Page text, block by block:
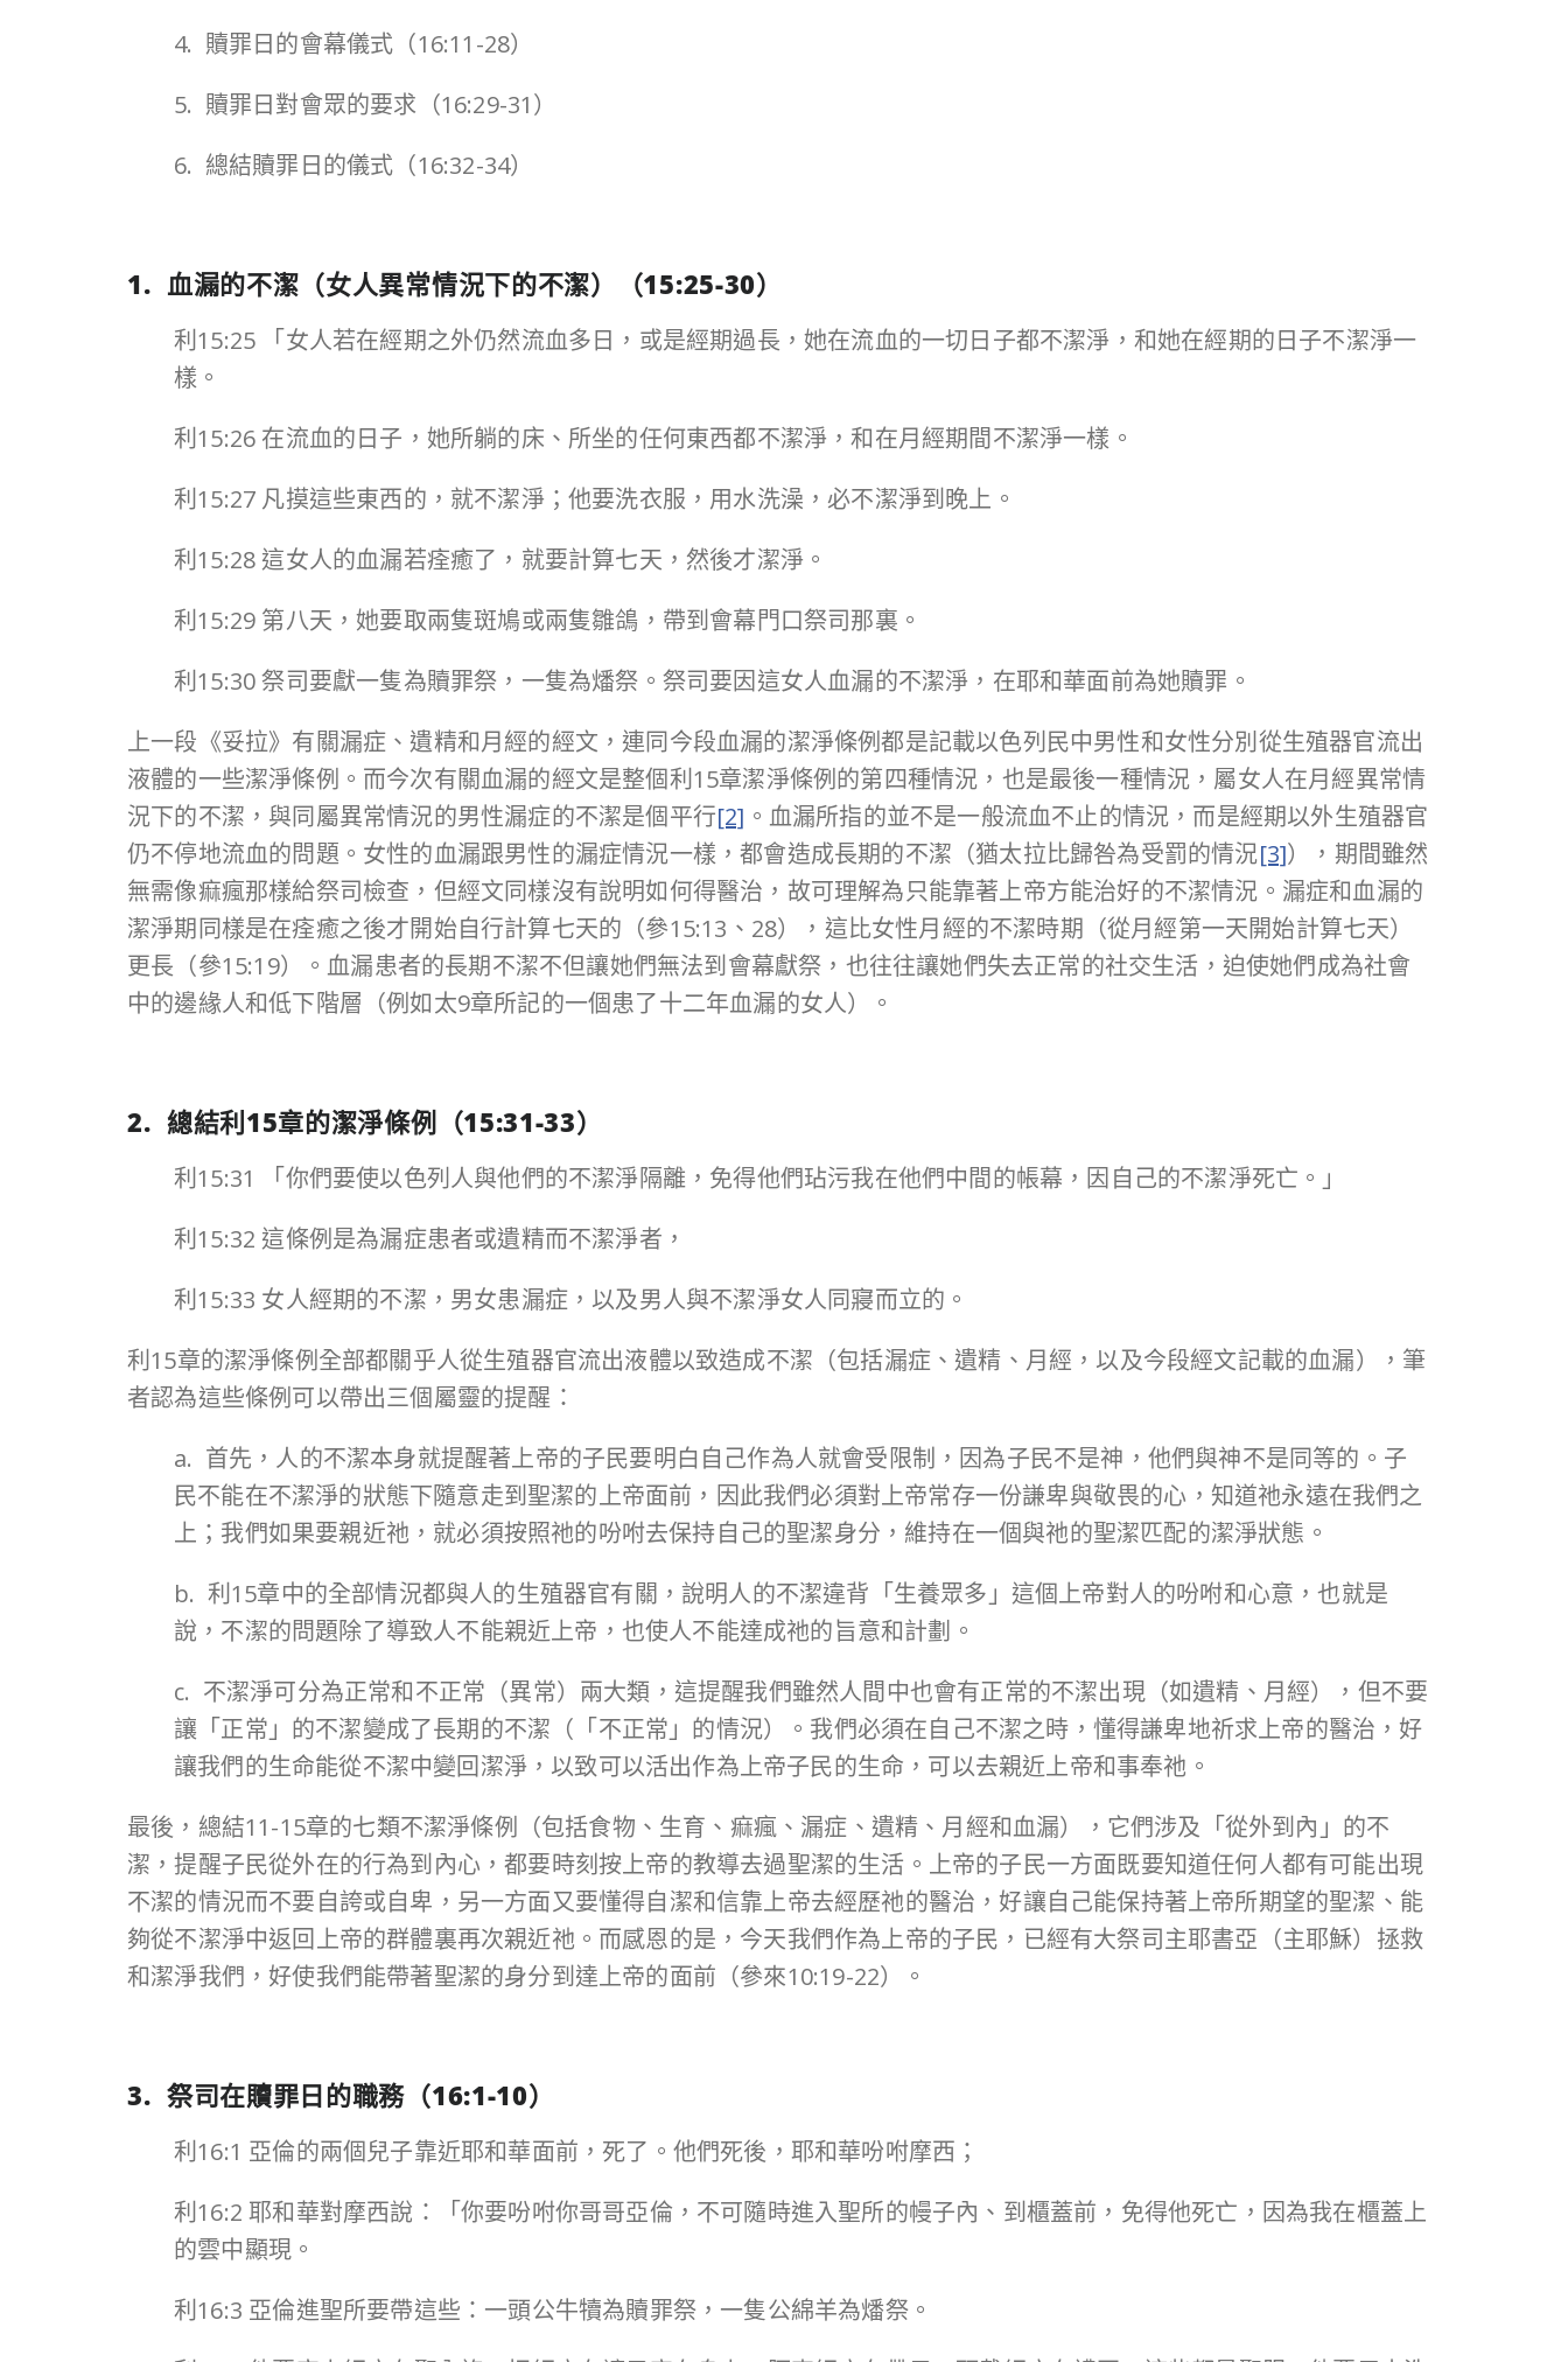
4. 贖罪日的會幕儀式（16:11-28）
5. 贖罪日對會眾的要求（16:29-31）
6. 總結贖罪日的儀式（16:32-34）
1. 血漏的不潔（女人異常情況下的不潔）（15:25-30）
利15:25 「女人若在經期之外仍然流血多日，或是經期過長，她在流血的一切日子都不潔淨，和她在經期的日子不潔淨一
樣。
利15:26 在流血的日子，她所躺的床、所坐的任何東西都不潔淨，和在月經期間不潔淨一樣。
利15:27 凡摸這些東西的，就不潔淨；他要洗衣服，用水洗澡，必不潔淨到晚上。
利15:28 這女人的血漏若痊癒了，就要計算七天，然後才潔淨。
利15:29 第八天，她要取兩隻斑鳩或兩隻雛鴿，帶到會幕門口祭司那裏。
利15:30 祭司要獻一隻為贖罪祭，一隻為燔祭。祭司要因這女人血漏的不潔淨，在耶和華面前為她贖罪。
上一段《妥拉》有關漏症、遺精和月經的經文，連同今段血漏的潔淨條例都是記載以色列民中男性和女性分別從生殖器官流出
液體的一些潔淨條例。而今次有關血漏的經文是整個利15章潔淨條例的第四種情況，也是最後一種情況，屬女人在月經異常情
況下的不潔，與同屬異常情況的男性漏症的不潔是個平行[2] 。血漏所指的並不是一般流血不止的情況，而是經期以外生殖器官
仍不停地流血的問題。女性的血漏跟男性的漏症情況一樣，都會造成長期的不潔（猶太拉比歸咎為受罰的情況[3]），期間雖然
無需像痲瘋那樣給祭司檢查，但經文同樣沒有說明如何得醫治，故可理解為只能靠著上帝方能治好的不潔情況。漏症和血漏的
潔淨期同樣是在痊癒之後才開始自行計算七天的（參15:13、28），這比女性月經的不潔時期（從月經第一天開始計算七天）
更長（參15:19）。血漏患者的長期不潔不但讓她們無法到會幕獻祭，也往往讓她們失去正常的社交生活，迫使她們成為社會
中的邊緣人和低下階層（例如太9章所記的一個患了十二年血漏的女人）。
2. 總結利15章的潔淨條例（15:31-33）
利15:31 「你們要使以色列人與他們的不潔淨隔離，免得他們玷污我在他們中間的帳幕，因自己的不潔淨死亡。」
利15:32 這條例是為漏症患者或遺精而不潔淨者，
利15:33 女人經期的不潔，男女患漏症，以及男人與不潔淨女人同寢而立的。
利15章的潔淨條例全部都關乎人從生殖器官流出液體以致造成不潔（包括漏症、遺精、月經，以及今段經文記載的血漏），筆
者認為這些條例可以帶出三個屬靈的提醒：
a. 首先，人的不潔本身就提醒著上帝的子民要明白自己作為人就會受限制，因為子民不是神，他們與神不是同等的。子
民不能在不潔淨的狀態下隨意走到聖潔的上帝面前，因此我們必須對上帝常存一份謙卑與敬畏的心，知道祂永遠在我們之
上；我們如果要親近祂，就必須按照祂的吩咐去保持自己的聖潔身分，維持在一個與祂的聖潔匹配的潔淨狀態。
b. 利15章中的全部情況都與人的生殖器官有關，說明人的不潔違背「生養眾多」這個上帝對人的吩咐和心意，也就是
說，不潔的問題除了導致人不能親近上帝，也使人不能達成祂的旨意和計劃。
c. 不潔淨可分為正常和不正常（異常）兩大類，這提醒我們雖然人間中也會有正常的不潔出現（如遺精、月經），但不要
讓「正常」的不潔變成了長期的不潔（「不正常」的情況）。我們必須在自己不潔之時，懂得謙卑地祈求上帝的醫治，好
讓我們的生命能從不潔中變回潔淨，以致可以活出作為上帝子民的生命，可以去親近上帝和事奉祂。
最後，總結11-15章的七類不潔淨條例（包括食物、生育、痲瘋、漏症、遺精、月經和血漏），它們涉及「從外到內」的不
潔，提醒子民從外在的行為到內心，都要時刻按上帝的教導去過聖潔的生活。上帝的子民一方面既要知道任何人都有可能出現
不潔的情況而不要自誇或自卑，另一方面又要懂得自潔和信靠上帝去經歷祂的醫治，好讓自己能保持著上帝所期望的聖潔、能
夠從不潔淨中返回上帝的群體裏再次親近祂。而感恩的是，今天我們作為上帝的子民，已經有大祭司主耶書亞（主耶穌）拯救
和潔淨我們，好使我們能帶著聖潔的身分到達上帝的面前（參來10:19-22）。
3. 祭司在贖罪日的職務（16:1-10）
利16:1 亞倫的兩個兒子靠近耶和華面前，死了。他們死後，耶和華吩咐摩西；
利16:2 耶和華對摩西說：「你要吩咐你哥哥亞倫，不可隨時進入聖所的幔子內、到櫃蓋前，免得他死亡，因為我在櫃蓋上
的雲中顯現。
利16:3 亞倫進聖所要帶這些：一頭公牛犢為贖罪祭，一隻公綿羊為燔祭。